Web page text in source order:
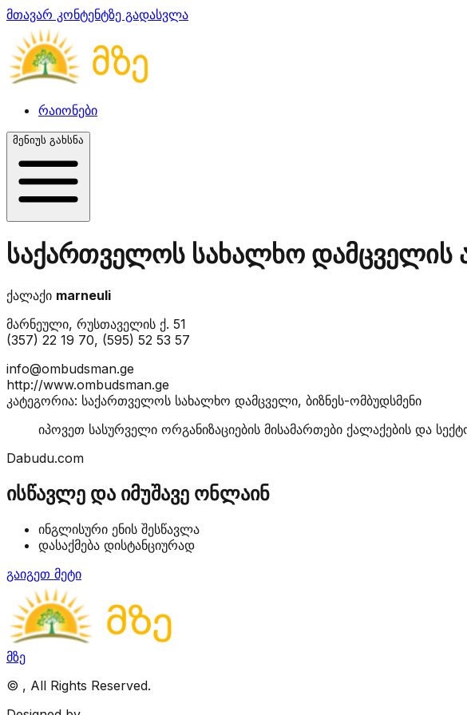
მთავარ კონტენტზე გადასვლა
რაიონები
მენიუს გახსნა
საქართველოს სახალხო დამცველის
ქალაქი marneuli
მარნეული, რუსთაველის ქ. 51
(357) 22 19 70, (595) 52 53 57
info@ombudsman.ge
http://www.ombudsman.ge
კატეგორია: საქართველოს სახალხო დამცველი, ბიზნეს-ომბუდსმენი
იპოვეთ სასურველი ორგანიზაციების მისამართები ქალაქების და
Dabudu.com
ისწავლე და იმუშავე ონლაინ
ინგლისური ენის შესწავლა
დასაქმება დისტანციურად
გაიგეთ მეტი
მზე
© , All Rights Reserved.